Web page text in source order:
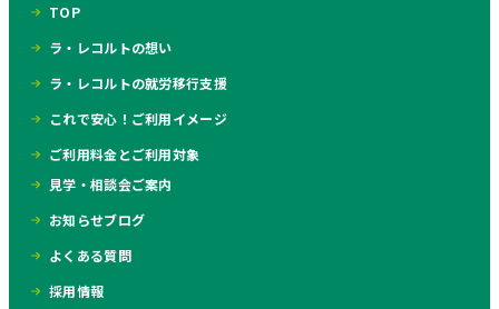
TOP
ラ・レコルトの想い
ラ・レコルトの就労移行支援
これで安心！ご利用イメージ
ご利用料金とご利用対象
見学・相談会ご案内
お知らせブログ
よくある質問
採用情報